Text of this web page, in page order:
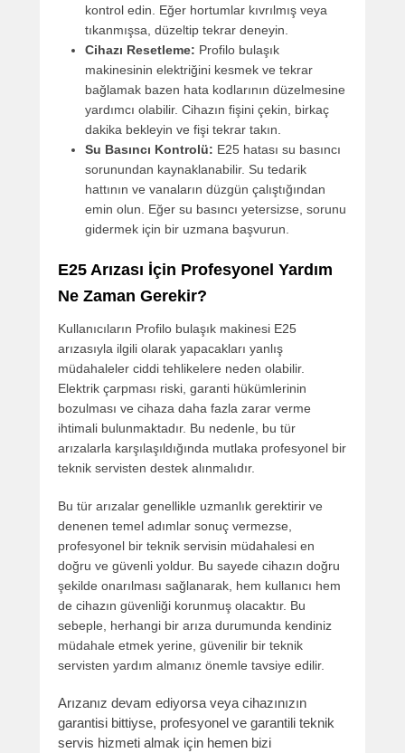
kontrol edin. Eğer hortumlar kıvrılmış veya
tıkanmışsa, düzeltip tekrar deneyin.
Cihazı Resetleme: Profilo bulaşık
makinesinin elektriğini kesmek ve tekrar
bağlamak bazen hata kodlarının düzelmesine
yardımcı olabilir. Cihazın fişini çekin, birkaç
dakika bekleyin ve fişi tekrar takın.
Su Basıncı Kontrolü: E25 hatası su basıncı
sorunundan kaynaklanabilir. Su tedarik
hattının ve vanaların düzgün çalıştığından
emin olun. Eğer su basıncı yetersizse, sorunu
gidermek için bir uzmana başvurun.
E25 Arızası İçin Profesyonel Yardım
Ne Zaman Gerekir?
Kullanıcıların Profilo bulaşık makinesi E25
arızasıyla ilgili olarak yapacakları yanlış
müdahaleler ciddi tehlikelere neden olabilir.
Elektrik çarpması riski, garanti hükümlerinin
bozulması ve cihaza daha fazla zarar verme
ihtimali bulunmaktadır. Bu nedenle, bu tür
arızalarla karşılaşıldığında mutlaka profesyonel bir
teknik servisten destek alınmalıdır.
Bu tür arızalar genellikle uzmanlık gerektirir ve
denenen temel adımlar sonuç vermezse,
profesyonel bir teknik servisin müdahalesi en
doğru ve güvenli yoldur. Bu sayede cihazın doğru
şekilde onarılması sağlanarak, hem kullanıcı hem
de cihazın güvenliği korunmuş olacaktır. Bu
sebeple, herhangi bir arıza durumunda kendiniz
müdahale etmek yerine, güvenilir bir teknik
servisten yardım almanız önemle tavsiye edilir.
Arızanız devam ediyorsa veya cihazınızın
garantisi bittiyse, profesyonel ve garantili teknik
servis hizmeti almak için hemen bizi